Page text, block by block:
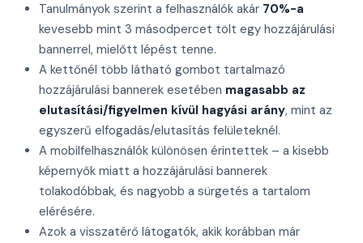
Tanulmányok szerint a felhasználók akár 70%-a
kevesebb mint 3 másodpercet tölt egy hozzájárulási
bannerrel, mielőtt lépést tenne.
A kettőnél több látható gombot tartalmazó
hozzájárulási bannerek esetében magasabb az
elutasítási/figyelmen kívül hagyási arány, mint az
egyszerű elfogadás/elutasítás felületeknél.
A mobilfelhasználók különösen érintettek – a kisebb
képernyők miatt a hozzájárulási bannerek
tolakodóbbak, és nagyobb a sürgetés a tartalom
elérésére.
Azok a visszatérő látogatók, akik korábban már